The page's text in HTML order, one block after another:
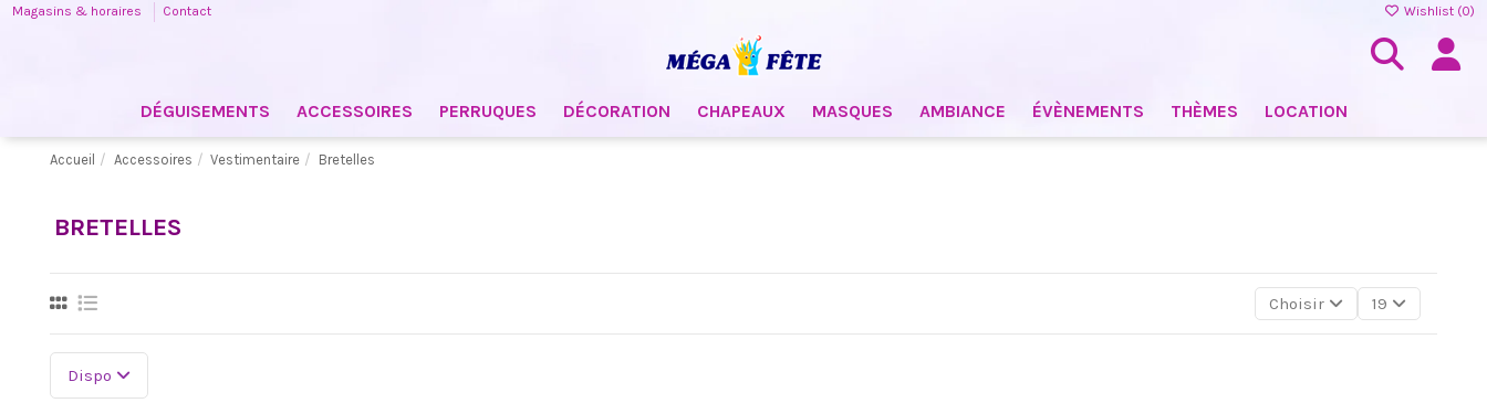
Magasins & horaires Contact Wishlist (0)
DÉGUISEMENTS ACCESSOIRES PERRUQUES DÉCORATION CHAPEAUX MASQUES AMBIANCE ÉVÈNEMENTS THÈMES LOCATION
Accueil Accessoires Vestimentaire Bretelles
BRETELLES
Choisir 19
Dispo